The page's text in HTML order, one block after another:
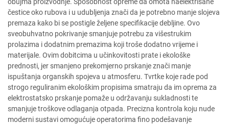
čestice oko rubova i u udubljenja znači da je potrebno manje slojeva
premaza kako bi se postigle željene specifikacije debljine. Ovo
sveobuhvatno pokrivanje smanjuje potrebu za višestrukim
prolazima i dodatnim premazima koji troše dodatno vrijeme i
materijale. Ovim dobitcima u učinkovitosti prate i ekološke
prednosti, jer smanjeno prekomjerno prskanje znači manje
ispuštanja organskih spojeva u atmosferu. Tvrtke koje rade pod
strogo reguliranim ekološkim propisima smatraju da im oprema za
elektrostatsko prskanje pomaže u održavanju sukladnosti te
smanjuje troškove odlaganja otpada. Precizna kontrola koju nude
moderni sustavi omogućuje operatorima fino podešavanje